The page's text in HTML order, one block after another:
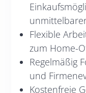
Flexible
zum Home-
Regelmäßig
und
Kostenfreie